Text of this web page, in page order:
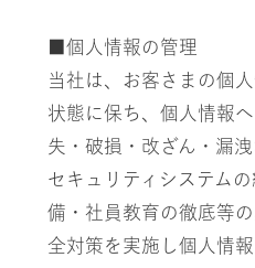
■個人情報の管理
当社は、お客さまの個
状態に保ち、 個人情報
失・破損・改ざん・漏洩
セキュリティシステム
備・社員教育の徹底等
全対策を実施し個人情